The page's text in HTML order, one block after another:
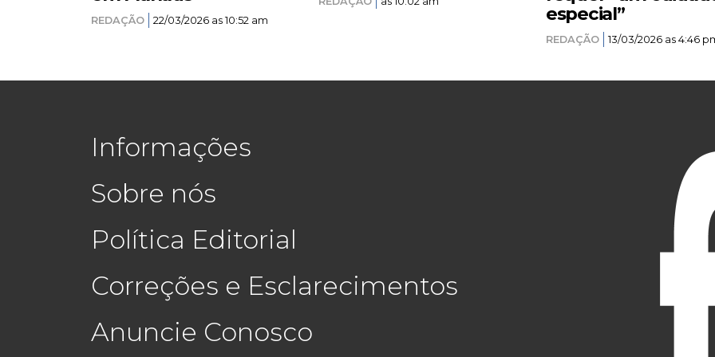
REDAÇÃO 22/03/2026 as 10:52 am
especial”
REDAÇÃO 13/03/2026 as 4:46
Informações
Sobre nós
Política Editorial
Correções e Esclarecimentos
Anuncie Conosco